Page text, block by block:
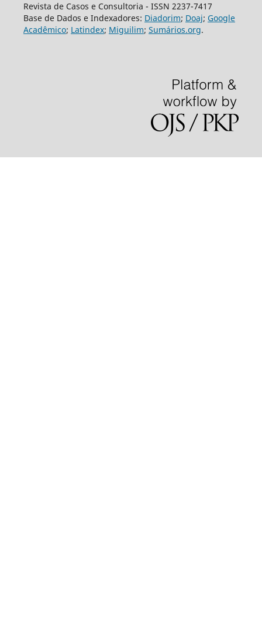
Revista de Casos e Consultoria - ISSN 2237-7417
Base de Dados e Indexadores: Diadorim; Doaj; Google
Acadêmico; Latindex; Miguilim; Sumários.org.